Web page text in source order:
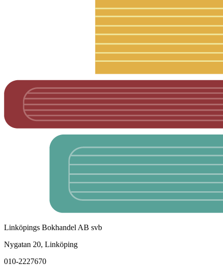
Linköpings Bokhandel AB svb
Nygatan 20, Linköping
010-2227670